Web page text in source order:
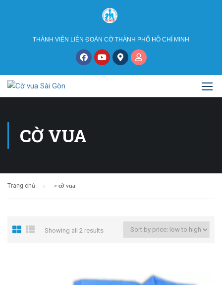
THÀNH VIÊN LIÊN ĐOÀN CỜ THÀNH PHỐ HỒ CHÍ MINH
CỜ VUA
Trang chủ » cờ vua
Showing all 2 results